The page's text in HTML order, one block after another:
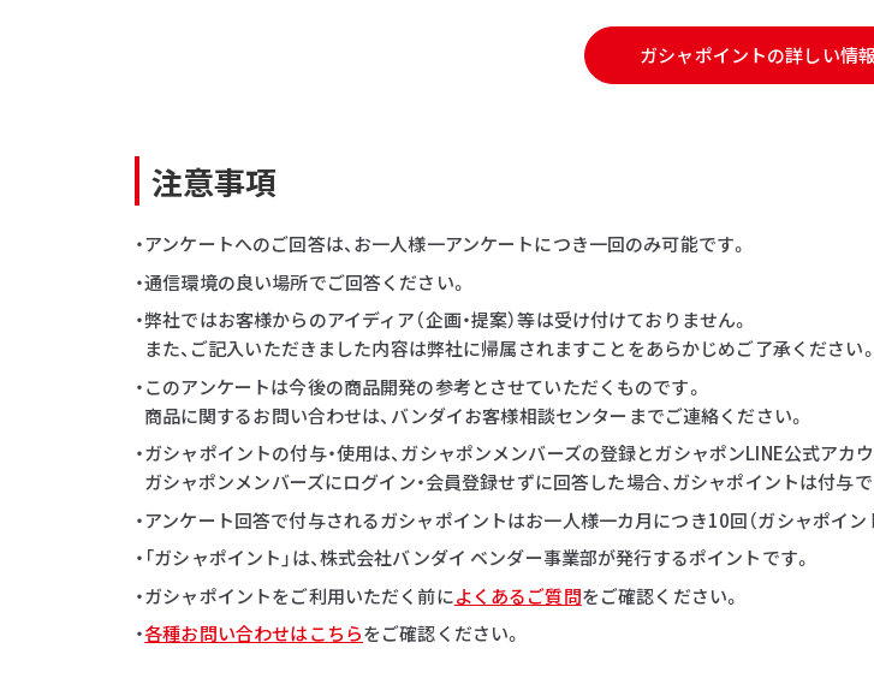
ガシャポイントの詳しい情
注意事項
・アンケートへのご回答は、お一人様一アンケートにつき一回のみ可能です。
・通信環境の良い場所でご回答ください。
・弊社ではお客様からのアイディア（企画・提案）等は受け付けておりません。
また、ご記入いただきました内容は弊社に帰属されますことをあらかじめご了承ください。
・このアンケートは今後の商品開発の参考とさせていただくものです。
商品に関するお問い合わせは、バンダイお客様相談センターまでご連絡ください。
・ガシャポイントの付与・使用は、ガシャポンメンバーズの登録とガシャポンLINE公式アカ
ガシャポンメンバーズにログイン・会員登録せずに回答した場合、ガシャポイントは付与
・アンケート回答で付与されるガシャポイントはお一人様一カ月につき10回（ガシャポイ
・「ガシャポイント」は、株式会社バンダイ ベンダー事業部が発行するポイントです。
・ガシャポイントをご利用いただく前によくあるご質問をご確認ください。
・各種お問い合わせはこちらをご確認ください。